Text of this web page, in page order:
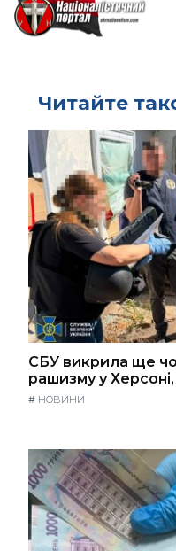
Читайте
СБУ викрила ще
рашизму у
# НОВИНИ